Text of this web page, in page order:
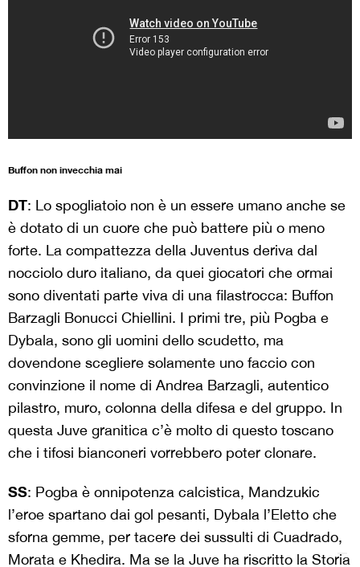
Buffon non invecchia mai
DT: Lo spogliatoio non è un essere umano anche se
è dotato di un cuore che può battere più o meno
forte. La compattezza della Juventus deriva dal
nocciolo duro italiano, da quei giocatori che ormai
sono diventati parte viva di una filastrocca: Buffon
Barzagli Bonucci Chiellini. I primi tre, più Pogba e
Dybala, sono gli uomini dello scudetto, ma
dovendone scegliere solamente uno faccio con
convinzione il nome di Andrea Barzagli, autentico
pilastro, muro, colonna della difesa e del gruppo. In
questa Juve granitica c’è molto di questo toscano
che i tifosi bianconeri vorrebbero poter clonare.
SS: Pogba è onnipotenza calcistica, Mandzukic
l’eroe spartano dai gol pesanti, Dybala l’Eletto che
sforna gemme, per tacere dei sussulti di Cuadrado,
Morata e Khedira. Ma se la Juve ha riscritto la Storia